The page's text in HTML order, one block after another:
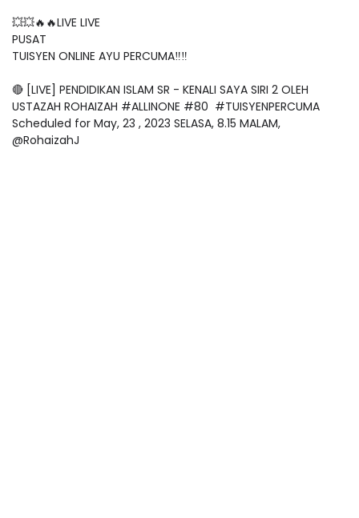
💥💥🔥🔥LIVE LIVE
PUSAT
TUISYEN ONLINE AYU PERCUMA‼️‼️
🔴 [LIVE] PENDIDIKAN ISLAM SR - KENALI SAYA SIRI 2 OLEH
USTAZAH ROHAIZAH #ALLINONE #80 #TUISYENPERCUMA
Scheduled for May, 23 , 2023 SELASA, 8.15 MALAM,
@RohaizahJ